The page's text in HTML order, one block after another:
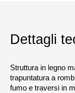
Dettagli
Struttura in legno
trapuntatura a
fumo e traversi in